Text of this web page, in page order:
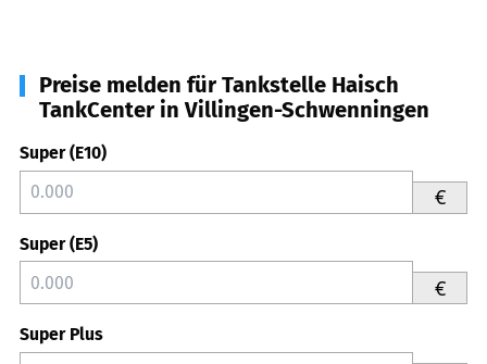
Preise melden für Tankstelle Haisch
TankCenter in Villingen-Schwenningen
Super (E10)
€
Super (E5)
€
Super Plus